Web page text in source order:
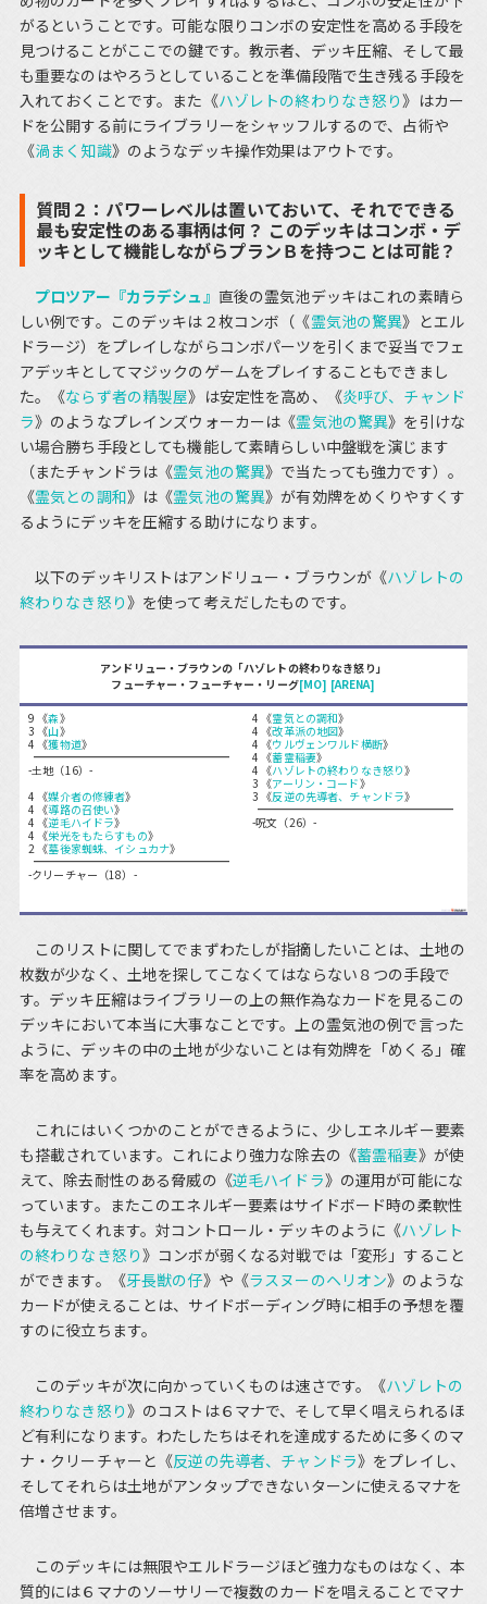
がるということです。可能な限りコンボの安定性を高める手段を
見つけることがここでの鍵です。教示者、デッキ圧縮、そして最
も重要なのはやろうとしていることを準備段階で生き残る手段を
入れておくことです。また《ハゾレトの終わりなき怒り》はカー
ドを公開する前にライブラリーをシャッフルするので、占術や
《渦まく知識》のようなデッキ操作効果はアウトです。
質問２：パワーレベルは置いておいて、それでできる
最も安定性のある事柄は何？ このデッキはコンボ・デ
ッキとして機能しながらプランＢを持つことは可能？
プロツアー『カラデシュ』 直後の霊気池デッキはこれの素晴ら
しい例です。このデッキは２枚コンボ（《霊気池の驚異》とエル
ドラージ）をプレイしながらコンボパーツを引くまで妥当でフェ
アデッキとしてマジックのゲームをプレイすることもできまし
た。《ならず者の精製屋》は安定性を高め、《炎呼び、チャンド
ラ》のようなプレインズウォーカーは《霊気池の驚異》を引けな
い場合勝ち手段としても機能して素晴らしい中盤戦を演じます
（またチャンドラは《霊気池の驚異》で当たっても強力です）。
《霊気との調和》は《霊気池の驚異》が有効牌をめくりやすくす
るようにデッキを圧縮する助けになります。
以下のデッキリストはアンドリュー・ブラウンが《ハゾレトの
終わりなき怒り》を使って考えだしたものです。
アンドリュー・ブラウンの「ハゾレトの終わりなき怒り」
フューチャー・フューチャー・リーグ[MO] [ARENA]
9 《森》
3 《山》
4 《獲物道》
-土地（16）-
4 《媒介者の修練者》
4 《導路の召使い》
4 《逆毛ハイドラ》
4 《栄光をもたらすもの》
2 《墓後家蜘蛛、イシュカナ》
-クリーチャー（18）-
4 《霊気との調和》
4 《改革派の地図》
4 《ウルヴェンワルド横断》
4 《蓄霊稲妻》
4 《ハゾレトの終わりなき怒り》
3 《アーリン・コード》
3 《反逆の先導者、チャンドラ》
-呪文（26）-
このリストに関してでまずわたしが指摘したいことは、土地の
枚数が少なく、土地を探してこなくてはならない８つの手段で
す。デッキ圧縮はライブラリーの上の無作為なカードを見るこの
デッキにおいて本当に大事なことです。上の霊気池の例で言った
ように、デッキの中の土地が少ないことは有効牌を「めくる」確
率を高めます。
これにはいくつかのことができるように、少しエネルギー要素
も搭載されています。これにより強力な除去の《蓄霊稲妻》が使
えて、除去耐性のある脅威の《逆毛ハイドラ》の運用が可能にな
っています。またこのエネルギー要素はサイドボード時の柔軟性
も与えてくれます。対コントロール・デッキのように《ハゾレト
の終わりなき怒り》コンボが弱くなる対戦では「変形」すること
ができます。《牙長獣の仔》や《ラスヌーのヘリオン》のような
カードが使えることは、サイドボーディング時に相手の予想を覆
すのに役立ちます。
このデッキが次に向かっていくものは速さです。《ハゾレトの
終わりなき怒り》のコストは６マナで、そして早く唱えられるほ
ど有利になります。わたしたちはそれを達成するために多くのマ
ナ・クリーチャーと《反逆の先導者、チャンドラ》をプレイし、
そしてそれらは土地がアンタップできないターンに使えるマナを
倍増させます。
このデッキには無限やエルドラージほど強力なものはなく、本
質的には６マナのソーサリーで複数のカードを唱えることでマナ